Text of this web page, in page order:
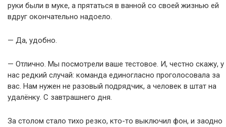
руки были в муке, а прятаться в ванной со своей жизнью ей
вдруг окончательно надоело.
— Да, удобно.
— Отлично. Мы посмотрели ваше тестовое. И, честно скажу, у
нас редкий случай: команда единогласно проголосовала за
вас. Нам нужен не разовый подрядчик, а человек в штат на
удалёнку. С завтрашнего дня.
За столом стало тихо резко, кто-то выключил фон, и заодно